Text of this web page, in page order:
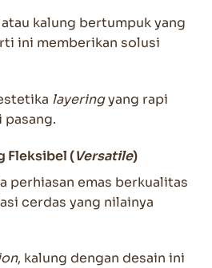
kalung bertumpuk yang
ini memberikan solusi
layeringyang rapi
pasang.
Fleksibel (Versatile)
perhiasan emas berkualitas
cerdas yang nilainya
, kalung dengan desain ini